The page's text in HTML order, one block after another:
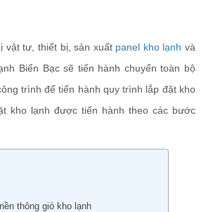
vật tư, thiết bị, sản xuất panel kho lạnh và
Biển Bạc sẽ tiến hành chuyển toàn bộ
trình để tiến hành quy trình lắp đặt kho
kho lạnh được tiến hành theo các bước
thông gió kho lạnh